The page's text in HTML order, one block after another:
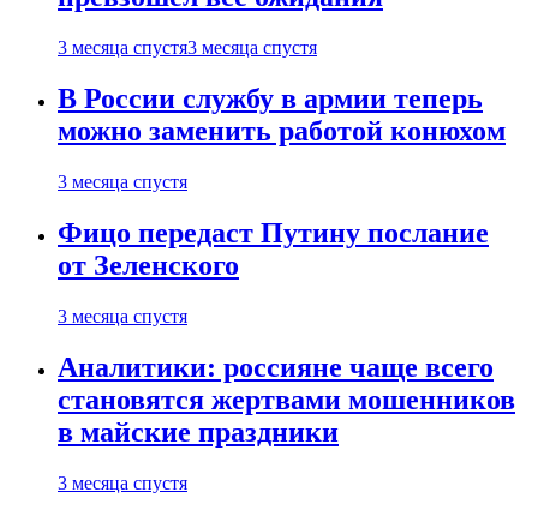
3 месяца спустя3 месяца спустя
В России службу в армии теперь
можно заменить работой конюхом
3 месяца спустя
Фицо передаст Путину послание
от Зеленского
3 месяца спустя
Аналитики: россияне чаще всего
становятся жертвами мошенников
в майские праздники
3 месяца спустя